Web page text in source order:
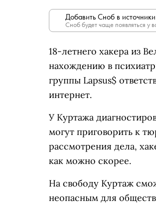
Добавить Сноб в
Сноб будет чаще появляться у
18-летнего хакера из
нахождению в
группы Lapsus$
интернет.
У Куртажа
могут приговорить к
рассмотрения дела,
как можно скорее.
На свободу Куртаж
неопасным для